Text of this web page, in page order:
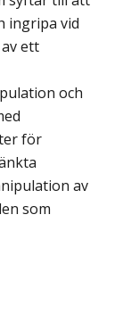
ingripa vid
ett
och
för
av
som